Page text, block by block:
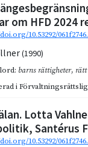
om HFD 2024
10.53292/
(1990)
barns rättigheter,
iFörvaltningsrättslig
Lotta
Santérus
10.53292/